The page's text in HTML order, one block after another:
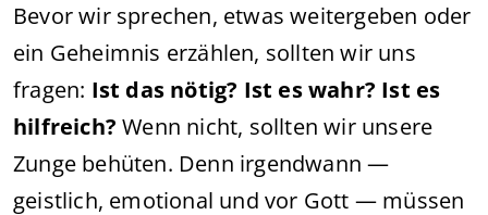
Bevor wir sprechen, etwas weitergeben oder
ein Geheimnis erzählen, sollten wir uns
fragen: Ist das nötig? Ist es wahr? Ist es
hilfreich? Wenn nicht, sollten wir unsere
Zunge behüten. Denn irgendwann —
geistlich, emotional und vor Gott — müssen